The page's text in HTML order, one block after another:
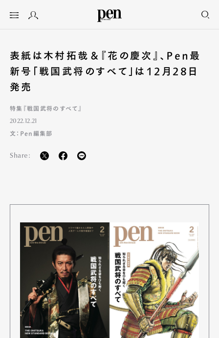
表紙は木村拓哉＆『花の慶次』、Pen最
新号「戦国武将のすべて」は12月28日
発売
特集『戦国武将のすべて』
2022.12.21
文：Pen編集部
Share: